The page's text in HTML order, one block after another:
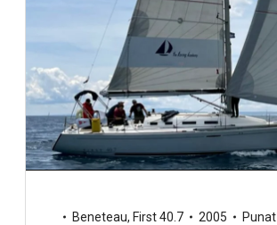
Beneteau, First 40.7 2005 Punat